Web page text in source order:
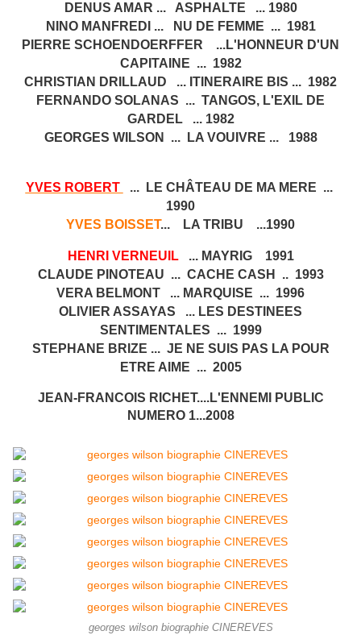
DENUS AMAR ... ASPHALTE ... 1980
NINO MANFREDI ... NU DE FEMME ... 1981
PIERRE SCHOENDOERFFER ...L'HONNEUR D'UN
CAPITAINE ... 1982
CHRISTIAN DRILLAUD ... ITINERAIRE BIS ... 1982
FERNANDO SOLANAS ... TANGOS, L'EXIL DE
GARDEL ... 1982
GEORGES WILSON ... LA VOUIVRE ... 1988
YVES ROBERT
... LE CHÂTEAU DE MA MERE ...
1990
YVES BOISSET... LA TRIBU ...1990
HENRI VERNEUIL
... MAYRIG 1991
CLAUDE PINOTEAU ... CACHE CASH .. 1993
VERA BELMONT ... MARQUISE ... 1996
OLIVIER ASSAYAS ... LES DESTINEES
SENTIMENTALES ... 1999
STEPHANE BRIZE ... JE NE SUIS PAS LA POUR
ETRE AIME ... 2005
JEAN-FRANCOIS RICHET....L'ENNEMI PUBLIC
NUMERO 1...2008
georges wilson biographie CINEREVES